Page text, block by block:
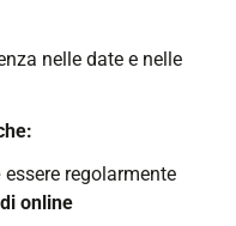
nelle date e nelle
essere regolarmente
online